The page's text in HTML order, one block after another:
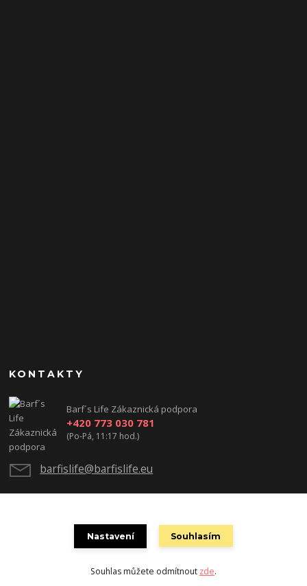
KONTAKTY
Barf´s Life Zákaznická podpora
+420 773 030 781
(Po-Pá, 11:17 hod.)
barfislife@barfislife.eu
Vytvořeno na Eshop-rychle.cz
Nastavení Souhlasím
Souhlas můžete odmítnout zde.